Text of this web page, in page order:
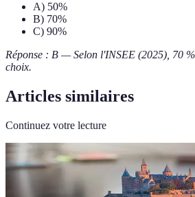
A) 50%
B) 70%
C) 90%
Réponse : B — Selon l'INSEE (2025), 70
choix.
Articles similaires
Continuez votre lecture